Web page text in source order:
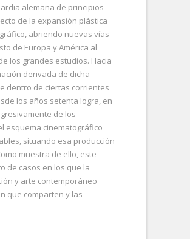
alemana de principios
de la expansión plástica
abriendo nuevas vías
de Europa y América al
los grandes estudios. Hacia
derivada de dicha
dentro de ciertas corrientes
los años setenta logra, en
de los
esquema cinematográfico
situando esa producción
muestra de ello, este
de casos en los que la
y arte contemporáneo
que comparten y las